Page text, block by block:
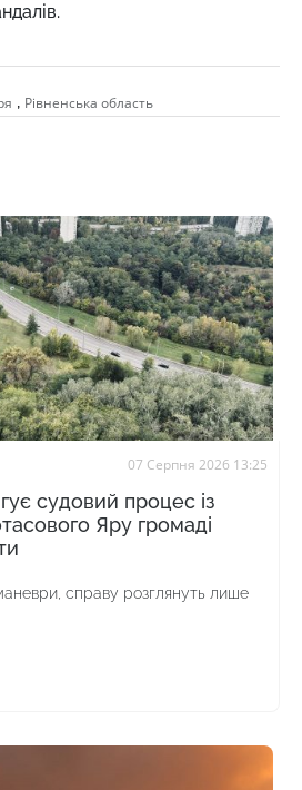
, Рівненська область
07 Серпня 2026 13:25
судовий процес із
Яру громаді
справу розглянуть лише